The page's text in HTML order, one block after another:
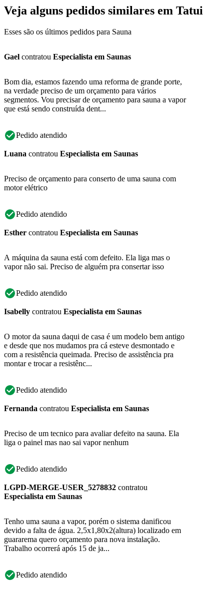
Veja alguns pedidos similares em Tatui
Esses são os últimos pedidos para Sauna
Gael contratou Especialista em Saunas
Bom dia, estamos fazendo uma reforma de grande porte,
na verdade preciso de um orçamento para vários
segmentos. Vou precisar de orçamento para sauna a vapor
que está sendo construída dent...
Pedido atendido
Luana contratou Especialista em Saunas
Preciso de orçamento para conserto de uma sauna com
motor elétrico
Pedido atendido
Esther contratou Especialista em Saunas
A máquina da sauna está com defeito. Ela liga mas o
vapor não sai. Preciso de alguém pra consertar isso
Pedido atendido
Isabelly contratou Especialista em Saunas
O motor da sauna daqui de casa é um modelo bem antigo
e desde que nos mudamos pra cá esteve desmontado e
com a resistência queimada. Preciso de assistência pra
montar e trocar a resistênc...
Pedido atendido
Fernanda contratou Especialista em Saunas
Preciso de um tecnico para avaliar defeito na sauna. Ela
liga o painel mas nao sai vapor nenhum
Pedido atendido
LGPD-MERGE-USER_5278832 contratou
Especialista em Saunas
Tenho uma sauna a vapor, porém o sistema danificou
devido a falta de água. 2,5x1,80x2(altura) localizado em
guararema quero orçamento para nova instalação.
Trabalho ocorrerá após 15 de ja...
Pedido atendido